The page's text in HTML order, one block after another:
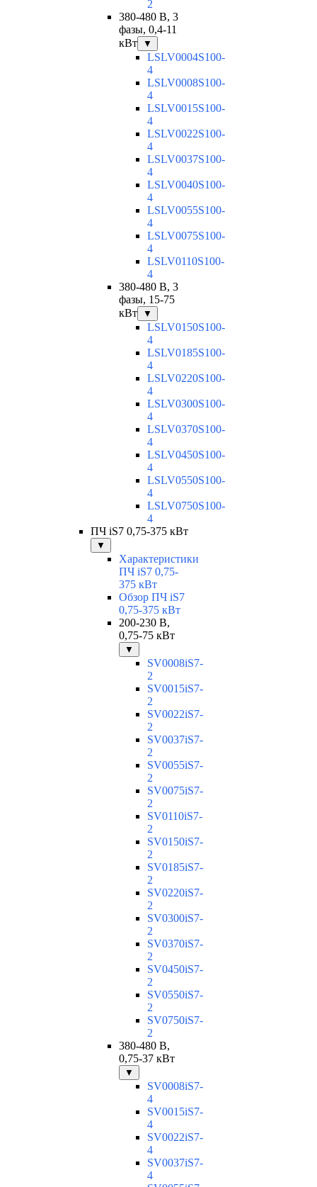
2
380-480 В, 3
фазы, 0,4-11
кВт
▼
LSLV0004S100-
4
LSLV0008S100-
4
LSLV0015S100-
4
LSLV0022S100-
4
LSLV0037S100-
4
LSLV0040S100-
4
LSLV0055S100-
4
LSLV0075S100-
4
LSLV0110S100-
4
380-480 В, 3
фазы, 15-75
кВт
▼
LSLV0150S100-
4
LSLV0185S100-
4
LSLV0220S100-
4
LSLV0300S100-
4
LSLV0370S100-
4
LSLV0450S100-
4
LSLV0550S100-
4
LSLV0750S100-
4
ПЧ iS7 0,75-375 кВт
▼
Характеристики
ПЧ iS7 0,75-
375 кВт
Обзор ПЧ iS7
0,75-375 кВт
200-230 В,
0,75-75 кВт
▼
SV0008iS7-
2
SV0015iS7-
2
SV0022iS7-
2
SV0037iS7-
2
SV0055iS7-
2
SV0075iS7-
2
SV0110iS7-
2
SV0150iS7-
2
SV0185iS7-
2
SV0220iS7-
2
SV0300iS7-
2
SV0370iS7-
2
SV0450iS7-
2
SV0550iS7-
2
SV0750iS7-
2
380-480 В,
0,75-37 кВт
▼
SV0008iS7-
4
SV0015iS7-
4
SV0022iS7-
4
SV0037iS7-
4